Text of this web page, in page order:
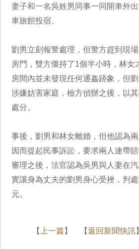
妻子和一名吳姓男同事一同開車外
車旅館投宿。
劉男立刻報警處理，但警方趕到現
房門，雙方僵持了1個半小時，林女
房間內並未發現任何通姦跡象，但
涉嫌妨害家庭，檢方偵辦之後，以
處分。
事後，劉男和林女離婚，但他認為
因而提起民事訴訟，要求兩人連帶
審理之後，法官認為吳男與人妻在
實讓身為丈夫的劉男身心受挫，判
元。
【 上一篇 】 【返回新聞快訊